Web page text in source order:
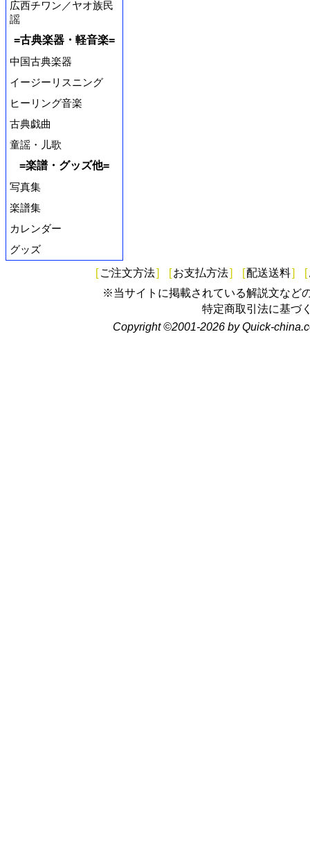
広西チワン／ヤオ族民
謡
=古典楽器・軽音楽=
中国古典楽器
イージーリスニング
ヒーリング音楽
古典戯曲
童謡・儿歌
=楽譜・グッズ他=
写真集
楽譜集
カレンダー
グッズ
[ ご注文方法] [お支払方法] [配送送料] [
※当サイトに掲載されている解説文など
特定商取引法に基づ
Copyright ©2001-2026 by Quick-